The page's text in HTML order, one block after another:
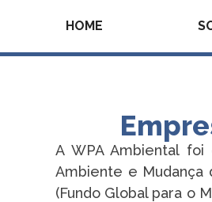
HOME
A WPA Ambiental
Ambiente e Mudança
(Fundo Global para o